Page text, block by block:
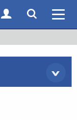
Socios
Acceso